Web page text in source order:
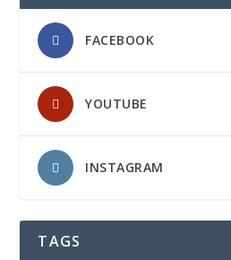
FACEBOOK
YOUTUBE
INSTAGRAM
TAGS